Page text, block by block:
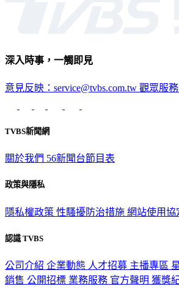
深入時事，一觸即見
意見反映：service@tvbs.com.tw 觀眾服
TVBS新聞網
關於我們 56新聞台節目表
政策與隱私
隱私權政策 性騷擾防治措施 網站使用協
認識 TVBS
公司介紹 企業動態 人才招募 主播專區
銷售 公開招標 業務服務 官方聲明 獲獎